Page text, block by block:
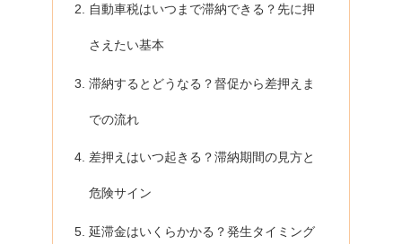
自動車税はいつまで滞納できる？先に押
さえたい基本
滞納するとどうなる？督促から差押えま
での流れ
差押えはいつ起きる？滞納期間の見方と
危険サイン
延滞金はいくらかかる？発生タイミング